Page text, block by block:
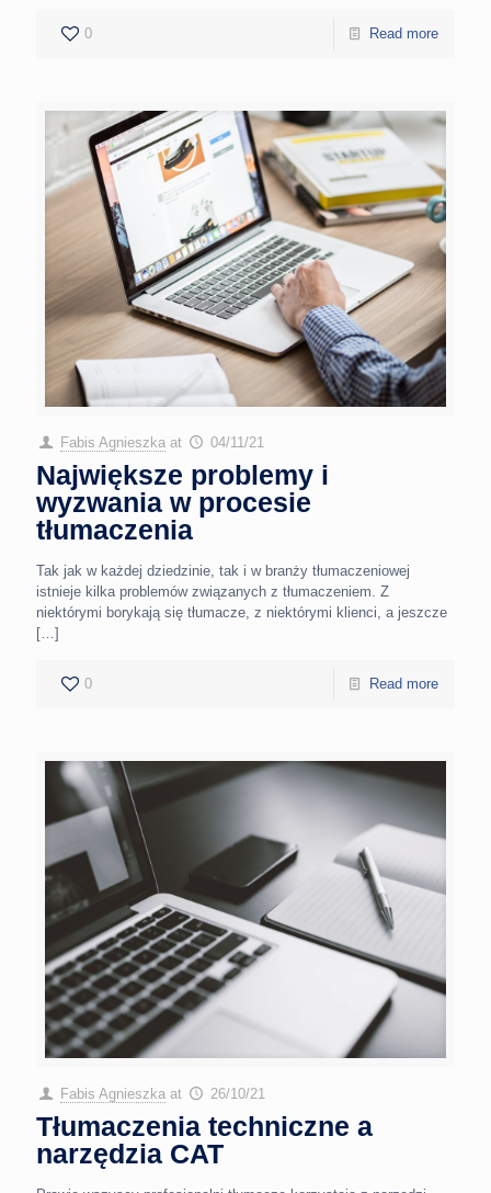
0 Read more
Fabis Agnieszka at 04/11/21
Największe problemy i
wyzwania w procesie
tłumaczenia
Tak jak w każdej dziedzinie, tak i w branży tłumaczeniowej
istnieje kilka problemów związanych z tłumaczeniem. Z
niektórymi borykają się tłumacze, z niektórymi klienci, a jeszcze
[…]
0 Read more
Fabis Agnieszka at 26/10/21
Tłumaczenia techniczne a
narzędzia CAT